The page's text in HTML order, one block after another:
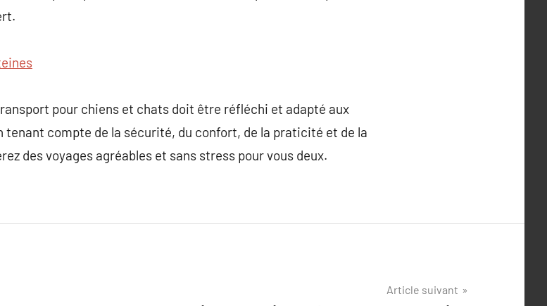
pour chiens et chats doit être réfléchi et adapté aux
tenant compte de la sécurité, du confort, de la praticité et de la
des voyages agréables et sans stress pour vous deux.
Article suivant